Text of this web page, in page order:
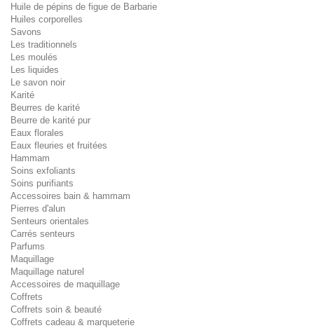
Huile de pépins de figue de Barbarie
Huiles corporelles
Savons
Les traditionnels
Les moulés
Les liquides
Le savon noir
Karité
Beurres de karité
Beurre de karité pur
Eaux florales
Eaux fleuries et fruitées
Hammam
Soins exfoliants
Soins purifiants
Accessoires bain & hammam
Pierres d'alun
Senteurs orientales
Carrés senteurs
Parfums
Maquillage
Maquillage naturel
Accessoires de maquillage
Coffrets
Coffrets soin & beauté
Coffrets cadeau & marqueterie